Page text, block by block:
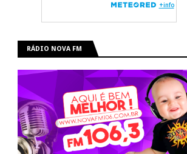
RÁDIO NOVA FM